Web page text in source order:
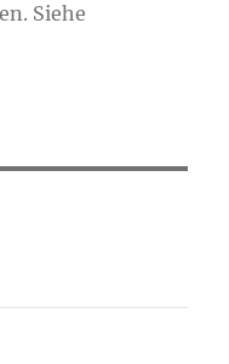
Siehe